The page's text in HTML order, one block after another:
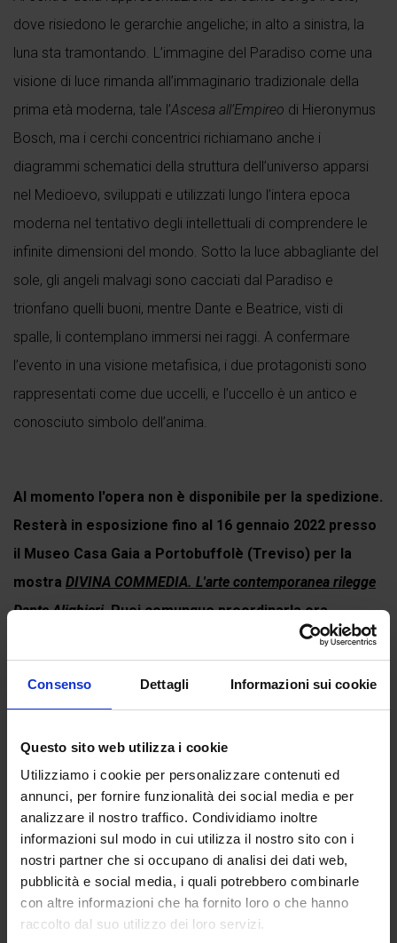
Consenso Dettagli Informazioni sui cookie
Questo sito web utilizza i cookie
Utilizziamo i cookie per personalizzare contenuti ed
annunci, per fornire funzionalità dei social media e per
analizzare il nostro traffico. Condividiamo inoltre
informazioni sul modo in cui utilizza il nostro sito con i
nostri partner che si occupano di analisi dei dati web,
pubblicità e social media, i quali potrebbero combinarle
con altre informazioni che ha fornito loro o che hanno
raccolto dal suo utilizzo dei loro servizi.
dove risiedono le gerarchie angeliche; in alto a sinistra, la
luna sta tramontando. L’immagine del Paradiso come una
visione di luce rimanda all’immaginario tradizionale della
prima età moderna, tale l’Ascesa all’Empireo di Hieronymus
Bosch, ma i cerchi concentrici richiamano anche i
diagrammi schematici della struttura dell’universo apparsi
nel Medioevo, sviluppati e utilizzati lungo l’intera epoca
moderna nel tentativo degli intellettuali di comprendere le
infinite dimensioni del mondo. Sotto la luce abbagliante del
sole, gli angeli malvagi sono cacciati dal Paradiso e
trionfano quelli buoni, mentre Dante e Beatrice, visti di
spalle, li contemplano immersi nei raggi. A confermare
l’evento in una visione metafisica, i due protagonisti sono
rappresentati come due uccelli, e l’uccello è un antico e
conosciuto simbolo dell’anima.
Al momento l'opera non è disponibile per la spedizione.
Resterà in esposizione fino al 16 gennaio 2022 presso
il Museo Casa Gaia a Portobuffolè (Treviso) per la
mostra DIVINA COMMEDIA. L'arte contemporanea rilegge
Dante Alighieri. Puoi comunque preordinarla ora.
Continua a leggere
Recensioni
Ancora non ci sono recensioni.
Recensisci per primo “Paradiso canto 29”
(Click here to login and review this product)